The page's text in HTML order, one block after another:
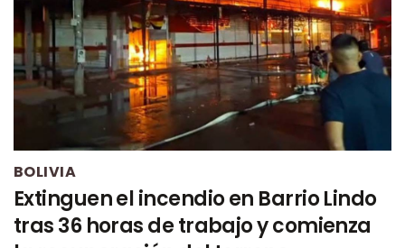
BOLIVIA
Extinguen el incendio en Barrio Lindo
tras 36 horas de trabajo y comienza